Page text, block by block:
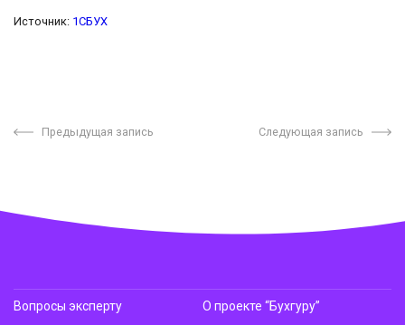
Источник: 1СБУХ
Предыдущая запись Следующая запись
Вопросы эксперту
О проекте “Бухгуру”